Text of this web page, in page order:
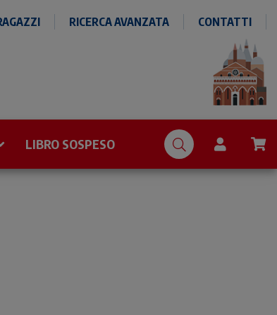
RICERCA AVANZATA CONTATTI
LIBRO SOSPESO